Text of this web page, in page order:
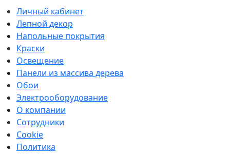
Личный кабинет
Лепной декор
Напольные покрытия
Краски
Освещение
Панели из массива дерева
Обои
Электрооборудование
О компании
Сотрудники
Cookie
Политика